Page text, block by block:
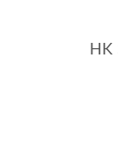
HK